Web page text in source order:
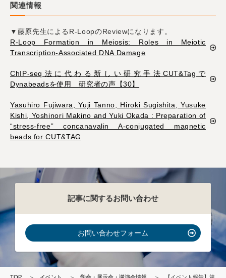
関連情報
▼藤原先生によるR-LoopのReviewになります。
R-Loop Formation in Meiosis: Roles in Meiotic
Transcription-Associated DNA Damage
ChIP-seq法に代わる新しい研究手法CUT&Tagで
Dynabeadsを使用 研究者の声【30】
Yasuhiro Fujiwara, Yuji Tanno, Hiroki Sugishita, Yusuke
Kishi, Yoshinori Makino and Yuki Okada : Preparation of
“stress-free” concanavalin A-conjugated magnetic
beads for CUT&TAG
記事に関するお問い合わせ
お問い合わせフォーム